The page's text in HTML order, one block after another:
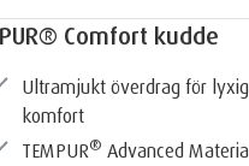
Comfort kudde
Ultramjukt överdrag för lyxig
komfort
TEMPUR®️ Advanced Material